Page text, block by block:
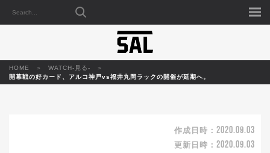
HOME
WATCH-見る-
開幕戦の好カード、アルコ神戸vs福井丸岡ラックの開催が延期へ。
作成日時： 2020.09.03
更新日時： 2020.09.03